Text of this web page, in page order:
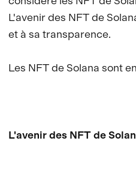
L'avenir des NFT de
et à sa transparence.
Les NFT de Solana sont
L'avenir des NFT de